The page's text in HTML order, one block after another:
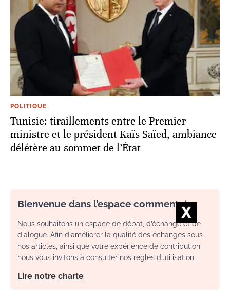
POLITIQUE
Tunisie: tiraillements entre le Premier
ministre et le président Kaïs Saïed, ambiance
délétère au sommet de l’État
Bienvenue dans l’espace commentaire
Nous souhaitons un espace de débat, d’échange et de
dialogue. Afin d'améliorer la qualité des échanges sous
nos articles, ainsi que votre expérience de contribution,
nous vous invitons à consulter nos règles d’utilisation.
Lire notre charte